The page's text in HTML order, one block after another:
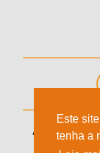
Avenida Dra.
Lobos
Este
tenha a